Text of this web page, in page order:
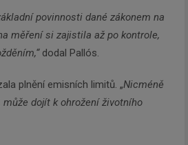
povinnosti dané zákonem na
měření si zajistila až po kontrole,
dodal Pallós.
plnění emisních limitů. „Nicméně
dojít k ohrožení životního